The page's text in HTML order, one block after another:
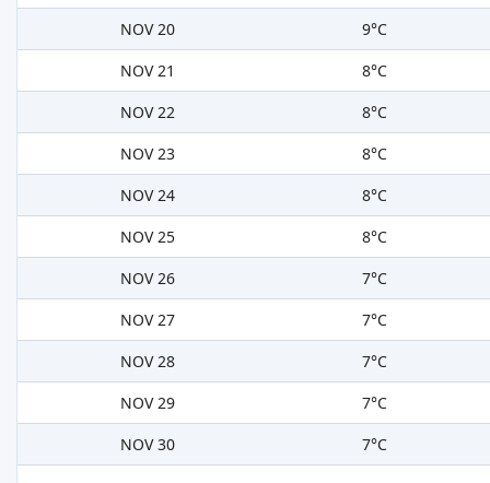
NOV 20
9°C
NOV 21
8°C
NOV 22
8°C
NOV 23
8°C
NOV 24
8°C
NOV 25
8°C
NOV 26
7°C
NOV 27
7°C
NOV 28
7°C
NOV 29
7°C
NOV 30
7°C